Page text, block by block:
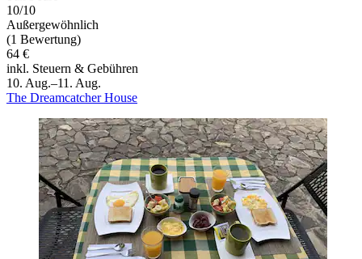
10/10
Außergewöhnlich
(1 Bewertung)
64 €
inkl. Steuern & Gebühren
10. Aug.–11. Aug.
The Dreamcatcher House